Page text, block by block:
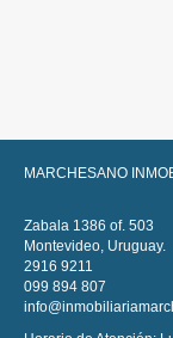
MARCHESANO
Zabala 1386 of. 503
Montevideo, Uruguay.
2916 9211
099 894 807